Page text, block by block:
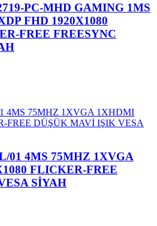
PC-MHD GAMING 1MS
FHD 1920X1080
FREE FREESYNC
01 4MS 75MHZ 1XVGA
FLICKER-FREE
SİYAH